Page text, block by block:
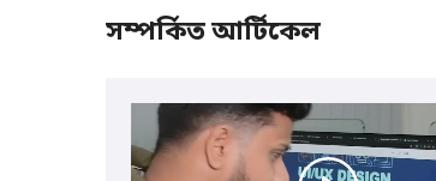
সম্পর্কিত আর্টিকেল